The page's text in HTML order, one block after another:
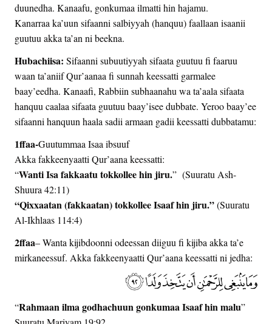
duunedha. Kanaafu, gonkumaa ilmatti hin hajamu.
Kanarraa ka’uun sifaanni salbiyyah (hanquu) faallaan isaanii
guutuu akka ta’an ni beekna.
Hubachiisa: Sifaanni subuutiyyah sifaata guutuu fi faaruu
waan ta’aniif Qur’aanaa fi sunnah keessatti garmalee
baay’eedha. Kanaafi, Rabbiin subhaanahu wa ta’aala sifaata
hanquu caalaa sifaata guutuu baay’isee dubbate. Yeroo baay’ee
sifaanni hanquun haala sadii armaan gadii keessatti dubbatamu:
1ffaa-Guutummaa Isaa ibsuuf
Akka fakkeenyaatti Qur’aana keessatti:
“Wanti Isa fakkaatu tokkollee hin jiru.” (Suuratu Ash-
Shuura 42:11)
“Qixxaatan (fakkaatan) tokkollee Isaaf hin jiru.”(Suuratu
Al-Ikhlaas 114:4)
2ffaa– Wanta kijibdoonni odeessan diiguu fi kijiba akka ta’e
mirkaneessuf. Akka fakkeenyaatti Qur’aana keessatti ni jedha:
“Rahmaan ilma godhachuun gonkumaa Isaaf hin malu”